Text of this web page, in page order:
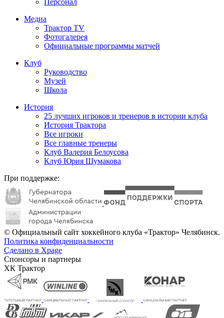
Медиа
Трактор TV
Фотогалерея
Официальные программы матчей
Клуб
Руководство
Музей
Школа
История
25 лучших игроков и тренеров в истории клуба
История Трактора
Все игроки
Все главные тренеры
Клуб Валерия Белоусова
Клуб Юрия Шумакова
При поддержке:
© Официальный сайт хоккейного клуба «Трактор» Челябинск.
Политика конфиденциальности
Сделано в Xpage
Спонсоры и партнеры
ХК Трактор